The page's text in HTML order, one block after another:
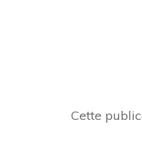
Cette